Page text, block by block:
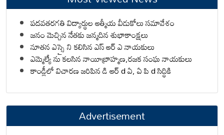
పదవతరగతి విద్యార్థుల ఆత్మీయ వీడుకోలు సమావేశం
జనం మెచ్చిన నేతకు జన్మదిన శుభాకాంక్షలు
నూతన ఎస్సై ని కలిసిన ఎస్ ఆర్ ఎ నాయకులు
ఎమ్మెల్యే ను కలసిన నాయీబ్రాహ్మణ,రజక సంఘ నాయకులు
కాండ్లీలో విచారణ జరిపిన డి ఆర్ d ఏ, ఏ పి d సిద్ధికి
Advertisement